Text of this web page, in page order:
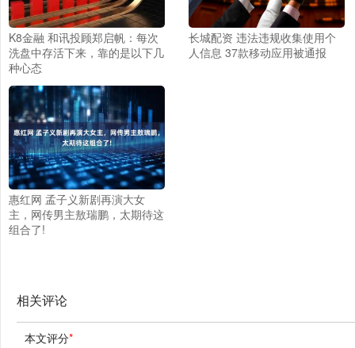
K8金融 和讯投顾郑启帆：每次
洗盘中存活下来，靠的是以下几
种心态
长城配资 违法违规收集使用个
人信息 37款移动应用被通报
惠红网 孟子义新剧再演大女
主，网传男主敖瑞鹏，太期待这
组合了!
相关评论
本文评分*